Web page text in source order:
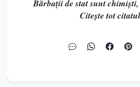
Bărbaţii de stat sunt chimişti,
Citește tot